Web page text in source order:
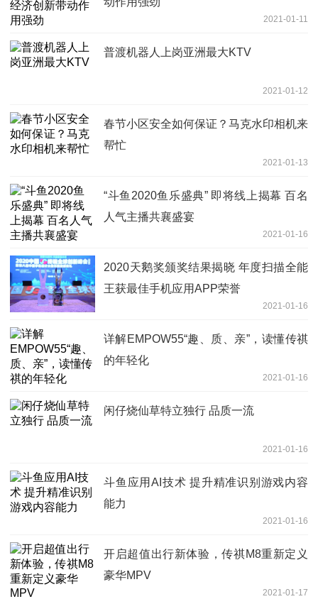
2021-01-11
普渡机器人上岗亚洲最大KTV
2021-01-12
春节小区安全如何保证？马克水印相机来
帮忙
2021-01-13
“斗鱼2020鱼乐盛典” 即将线上揭幕 百名
人气主播共襄盛宴
2021-01-16
2020天鹅奖颁奖结果揭晓 年度扫描全能
王获最佳手机应用APP荣誉
2021-01-16
详解EMPOW55“趣、质、亲”，读懂传祺
的年轻化
2021-01-16
闲仔烧仙草特立独行 品质一流
2021-01-16
斗鱼应用AI技术 提升精准识别游戏内容
能力
2021-01-16
开启超值出行新体验，传祺M8重新定义
豪华MPV
2021-01-17